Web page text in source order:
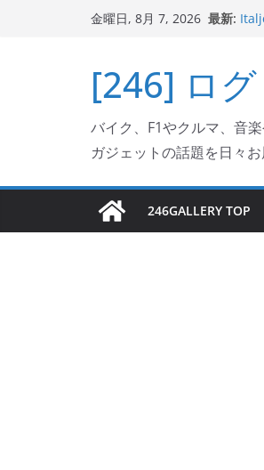
キ
プ
金曜日, 8月 7, 2026 最新:
岩
リ
[246] ログ
バイク、F1やクルマ、音
ガジェットの話題を日々
246GALLERY TOP